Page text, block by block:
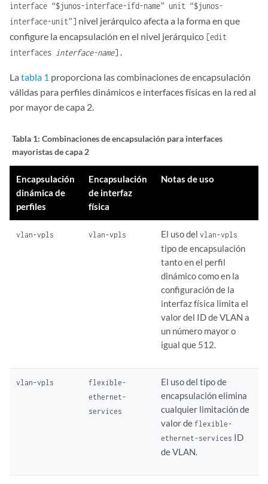
interface “$junos-interface-ifd-name” unit “$junos-
interface-unit”] nivel jerárquico afecta a la forma en que
configure la encapsulación en el nivel jerárquico [edit
interfaces interface-name] .
La tabla 1 proporciona las combinaciones de encapsulación
válidas para perfiles dinámicos e interfaces físicas en la red al
por mayor de capa 2.
Tabla 1: Combinaciones de encapsulación para interfaces
mayoristas de capa 2
Encapsulación
dinámica de
perfiles
Encapsulación
de interfaz
física
Notas de uso
vlan-vpls vlan-vpls El uso delvlan-vpls
tipo de encapsulación
tanto en el perfil
dinámico como en la
configuración de la
interfaz física limita el
valor del ID de VLAN a
un número mayor o
igual que 512.
vlan-vpls
flexible-
ethernet-
services
El uso del tipo de
encapsulación elimina
cualquier limitación de
valor deflexible-
ethernet-services ID
de VLAN.